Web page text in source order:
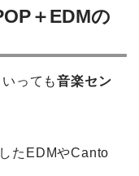
＋EDMの
っても音楽セン
たEDMやCanto